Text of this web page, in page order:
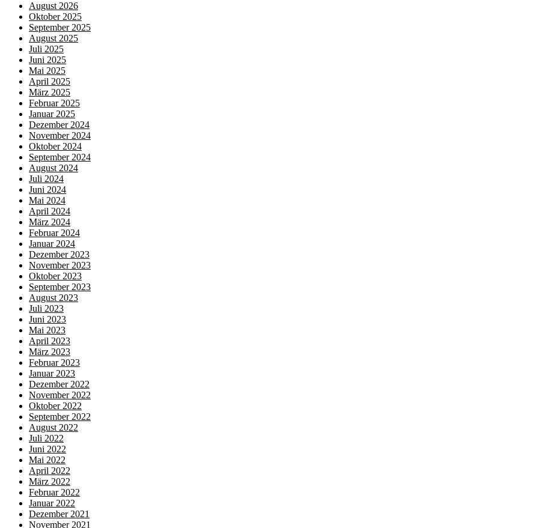
August 2026
Oktober 2025
September 2025
August 2025
Juli 2025
Juni 2025
Mai 2025
April 2025
März 2025
Februar 2025
Januar 2025
Dezember 2024
November 2024
Oktober 2024
September 2024
August 2024
Juli 2024
Juni 2024
Mai 2024
April 2024
März 2024
Februar 2024
Januar 2024
Dezember 2023
November 2023
Oktober 2023
September 2023
August 2023
Juli 2023
Juni 2023
Mai 2023
April 2023
März 2023
Februar 2023
Januar 2023
Dezember 2022
November 2022
Oktober 2022
September 2022
August 2022
Juli 2022
Juni 2022
Mai 2022
April 2022
März 2022
Februar 2022
Januar 2022
Dezember 2021
November 2021